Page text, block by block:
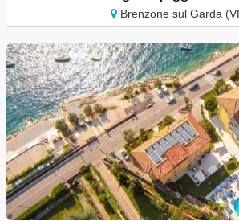
Brenzone sul Garda